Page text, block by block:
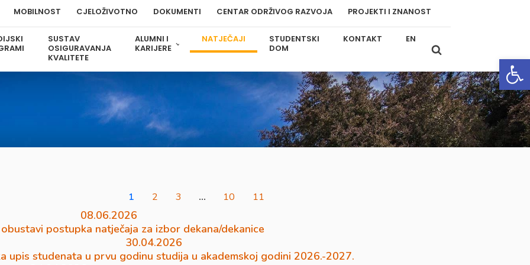
MOBILNOST CJELOŽIVOTNO DOKUMENTI CENTAR ODRŽIVOG RAZVOJA PROJEKTI I ZNANOST
SUSTAV
OSIGURAVANJA
KVALITETE
ALUMNI I
KARIJERE
NATJEČAJI
STUDENTSKI
DOM
KONTAKT EN
1 2 3 … 10 11
08.06.2026
postupka natječaja za izbor dekana/dekanice
30.04.2026
upis studenata u prvu godinu studija u akademskoj godini 2026.-2027.